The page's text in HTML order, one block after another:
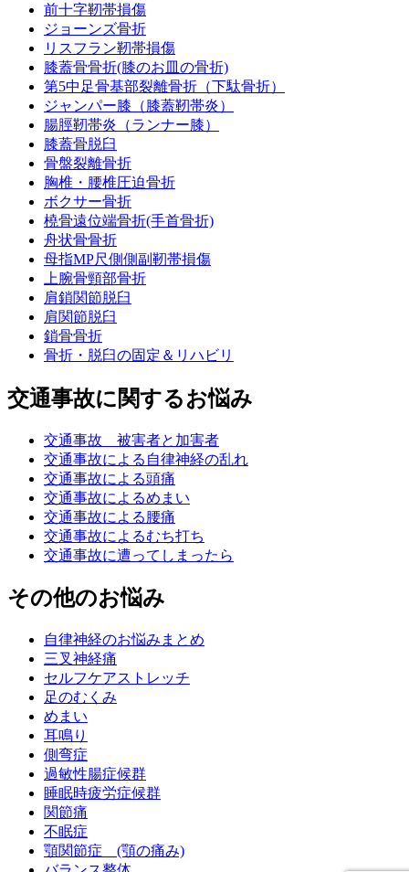
前十字靭帯損傷
ジョーンズ骨折
リスフラン靭帯損傷
膝蓋骨骨折(膝のお皿の骨折)
第5中足骨基部裂離骨折（下駄骨折）
ジャンパー膝（膝蓋靭帯炎）
腸脛靭帯炎（ランナー膝）
膝蓋骨脱臼
骨盤裂離骨折
胸椎・腰椎圧迫骨折
ボクサー骨折
橈骨遠位端骨折(手首骨折)
舟状骨骨折
母指MP尺側側副靭帯損傷
上腕骨頸部骨折
肩鎖関節脱臼
肩関節脱臼
鎖骨骨折
骨折・脱臼の固定＆リハビリ
交通事故に関するお悩み
交通事故 被害者と加害者
交通事故による自律神経の乱れ
交通事故による頭痛
交通事故によるめまい
交通事故による腰痛
交通事故によるむち打ち
交通事故に遭ってしまったら
その他のお悩み
自律神経のお悩みまとめ
三叉神経痛
セルフケアストレッチ
足のむくみ
めまい
耳鳴り
側弯症
過敏性腸症候群
睡眠時疲労症候群
関節痛
不眠症
顎関節症 (顎の痛み)